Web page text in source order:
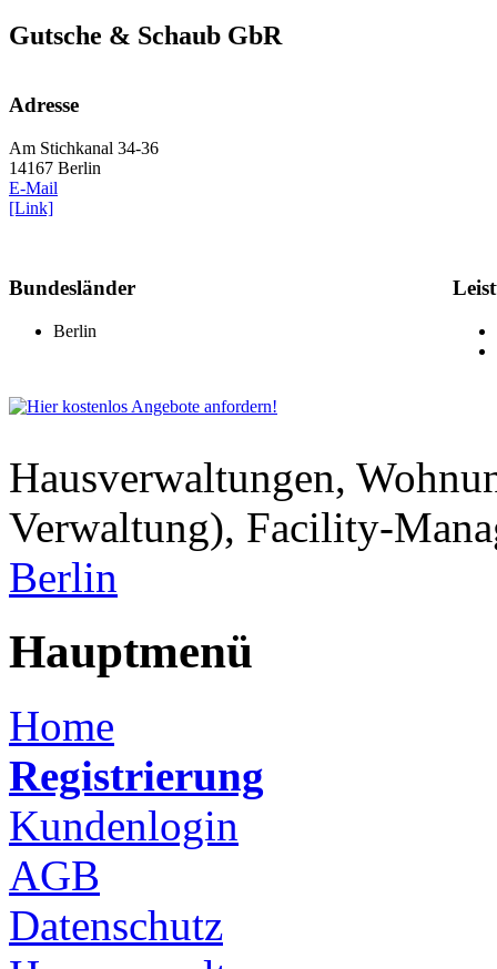
Gutsche & Schaub GbR
Adresse
Am Stichkanal 34-36
14167 Berlin
E-Mail
[Link]
Bundesländer
Berlin
Hausverwaltungen,
Verwaltung), Facility-
Berlin
Hauptmenü
Home
Registrierung
Kundenlogin
AGB
Datenschutz